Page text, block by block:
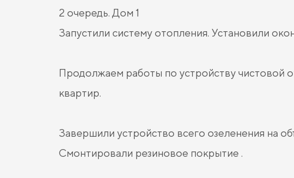
2 очередь. Дом 1
Запустили систему отопления. Установили
Продолжаем работы по устройству чистовой
квартир.
Завершили устройство всего озеленения на
Смонтировали резиновое покрытие .